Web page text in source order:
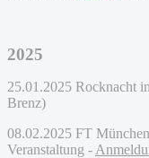
2025
25.01.2025 Rocknacht
Brenz)
08.02.2025 FT
Veranstaltung -